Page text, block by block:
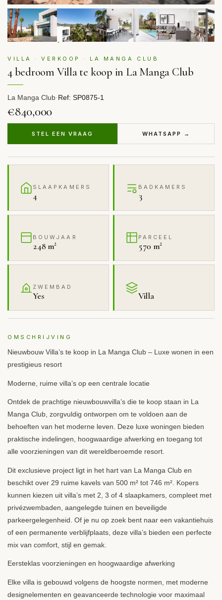
VILLA · VERKOOP · LA MANGA CLUB
4 bedroom Villa te koop in La Manga Club
La Manga Club·Ref: SP0875-1
€840,000
STEL EEN VRAAG WHATSAPP →
SLAAPKAMERS
4
BADKAMERS
3
BOUWJAAR
248 m²
PARCEEL
570 m²
ZWEMBAD
Yes Villa
OMSCHRIJVING
Nieuwbouw Villa’s te koop in La Manga Club – Luxe wonen in een
prestigieus resort
Moderne, ruime villa’s op een centrale locatie
Ontdek de prachtige nieuwbouwvilla’s die te koop staan in La
Manga Club, zorgvuldig ontworpen om te voldoen aan de
behoeften van het moderne leven. Deze luxe woningen bieden
praktische indelingen, hoogwaardige afwerking en toegang tot
alle voorzieningen van dit wereldberoemde resort.
Dit exclusieve project ligt in het hart van La Manga Club en
beschikt over 29 ruime kavels van 500 m² tot 746 m². Kopers
kunnen kiezen uit villa’s met 2, 3 of 4 slaapkamers, compleet met
privézwembaden, aangelegde tuinen en beveiligde
parkeergelegenheid. Of je nu op zoek bent naar een vakantiehuis
of een permanente verblijfplaats, deze villa’s bieden een perfecte
mix van comfort, stijl en gemak.
Eersteklas voorzieningen en hoogwaardige afwerking
Elke villa is gebouwd volgens de hoogste normen, met moderne
designelementen en geavanceerde technologie voor maximaal